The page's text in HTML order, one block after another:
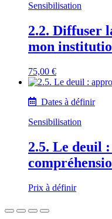
Sensibilisation
2.2. Diffuser
mon
75,00 €
Dates à définir
Sensibilisation
2.5. Le deuil
Prix à définir